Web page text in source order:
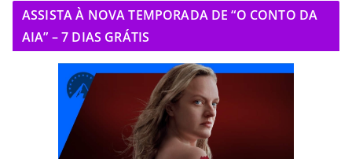
ASSISTA À NOVA TEMPORADA DE “O CONTO DA
AIA” – 7 DIAS GRÁTIS